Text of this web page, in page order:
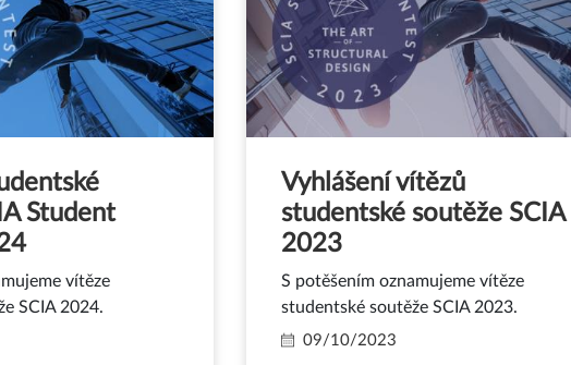
Student
vítěze
SCIA 2024.
Vyhlášení vítězů
studentské soutěže SCIA
2023
S potěšením oznamujeme vítěze
studentské soutěže SCIA 2023.
09/10/2023